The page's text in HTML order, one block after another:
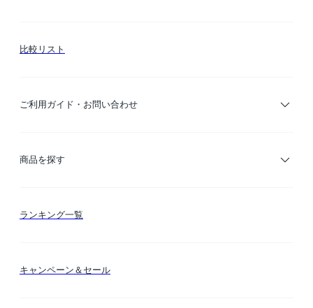
比較リスト
ご利用ガイド・お問い合わせ
ご利用ガイド
商品を探す
カテゴリー検索
ランキング一覧
キャンペーン＆セール